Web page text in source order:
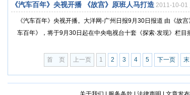
《汽车百年》央视开播 《故宫》原班人马打造 2011-10-01
《汽车百年》央视开播。大洋网-广州日报9月30日报道 由《故
车百年》，将于9月30日起在中央电视台十套《探索·发现》栏目
首 页 上一页 1 2 3 4 5 下一页